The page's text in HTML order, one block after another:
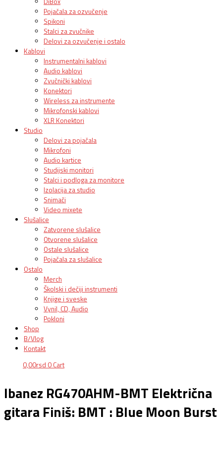
Pojačala za ozvučenje
Spikoni
Stalci za zvučnike
Delovi za ozvučenje i ostalo
Kablovi
Instrumentalni kablovi
Audio kablovi
Zvučnički kablovi
Konektori
Wireless za instrumente
Mikrofonski kablovi
XLR Konektori
Studio
Delovi za pojačala
Mikrofoni
Audio kartice
Studijski monitori
Stalci i podloga za monitore
Izolacija za studio
Snimači
Video mixete
Slušalice
Zatvorene slušalice
Otvorene slušalice
Ostale slušalice
Pojačala za slušalice
Ostalo
Merch
Školski i dečiji instrumenti
Knjige i sveske
Vynil, CD, Audio
Pokloni
Shop
B/Vlog
Kontakt
0,00rsd 0 Cart
Ibanez RG470AHM-BMT Električna
gitara Finiš: BMT : Blue Moon Burst